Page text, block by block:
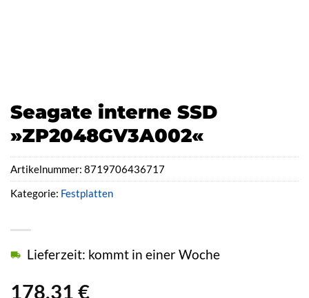
Seagate interne SSD
»ZP2048GV3A002«
178,31 €
Lieferzeit: kommt in einer Woche
Artikelnummer: 8719706436717
Kategorie: Festplatten